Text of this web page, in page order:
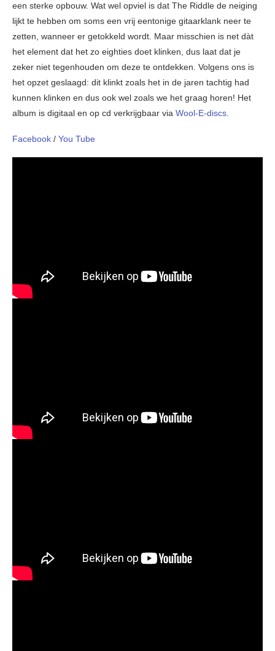
een sterke opbouw. Wat wel opviel is dat The Riddle de neiging
lijkt te hebben om soms een vrij eentonige gitaarklank neer te
zetten, wanneer er getokkeld wordt. Maar misschien is net dàt
het element dat het zo eighties doet klinken, dus laat dat je
zeker niet tegenhouden om deze te ontdekken. Volgens ons is
het opzet geslaagd: dit klinkt zoals het in de jaren tachtig had
kunnen klinken en dus ook wel zoals we het graag horen! Het
album is digitaal en op cd verkrijgbaar via Wool-E-discs.
Facebook / You Tube